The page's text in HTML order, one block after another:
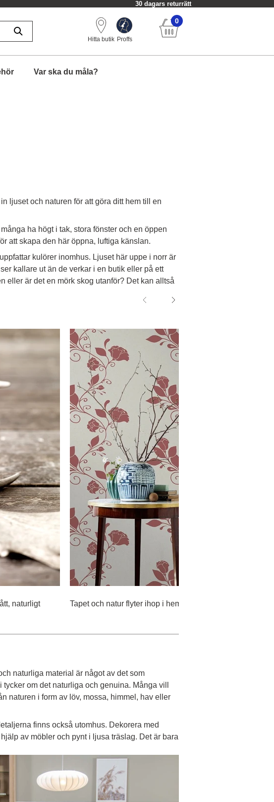
30 dagars returrätt
Hitta butik Proffs
0
Var ska du måla?
ljuset och naturen för att göra ditt hem till en
ha högt i tak, stora fönster och en öppen
att skapa den här öppna, luftiga känslan.
kulörer inomhus. Ljuset här uppe i norr är
kallare ut än de verkar i en butik eller på ett
eller är det en mörk skog utanför? Det kan alltså
naturligt
Tapet och natur flyter ihop i hemmet.
naturliga material är något av det som
om det naturliga och genuina. Många vill
naturen i form av löv, mossa, himmel, hav eller
finns också utomhus. Dekorera med
av möbler och pynt i ljusa träslag. Det är bara